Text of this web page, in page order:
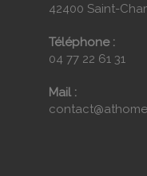
42400 Saint-
Téléphone :
04 77 22 61 31
Mail :